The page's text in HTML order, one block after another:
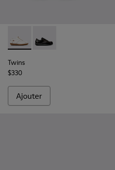
Twins - 16235-099 -
Twins - 16235-100
Twins
$330
Ajouter